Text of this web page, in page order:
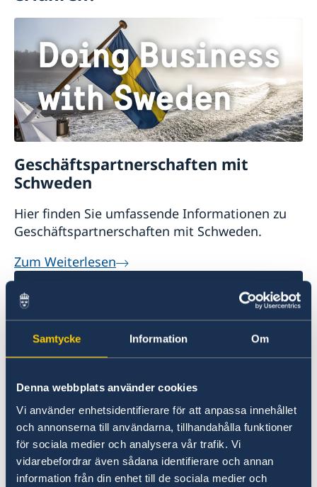
Samtycke Information Om
Denna webbplats använder cookies
Vi använder enhetsidentifierare för att anpassa innehållet
och annonserna till användarna, tillhandahålla funktioner
för sociala medier och analysera vår trafik. Vi
vidarebefordrar även sådana identifierare och annan
information från din enhet till de sociala medier och
Geschäftspartnerschaften mit
Schweden
Hier finden Sie umfassende Informationen zu
Geschäftspartnerschaften mit Schweden.
Zum Weiterlesen
Verdacht auf Unregelmäßigkeiten
Wenn Sie eine Beschwerde haben oder eine
Straftat oder Unregelmäßigkeit im
Zusammenhang mit der Tätigkeit des